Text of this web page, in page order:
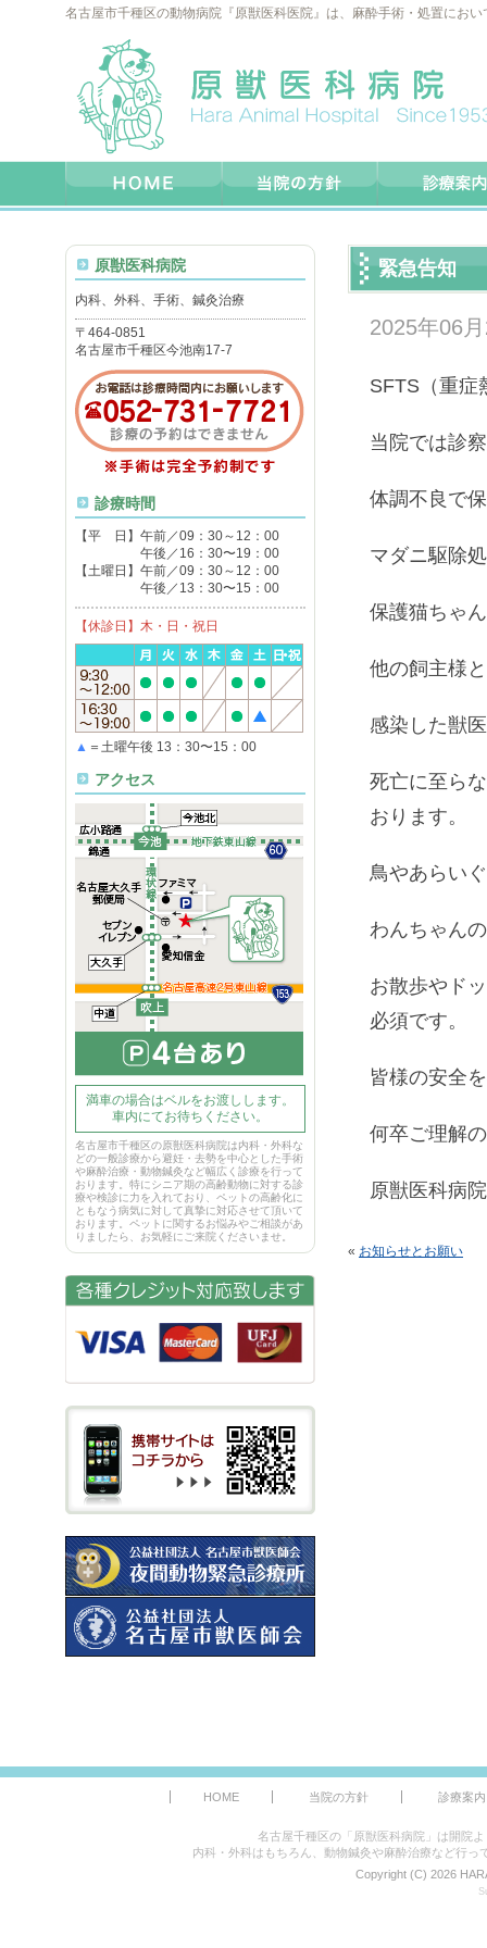
名古屋市千種区の動物病院『原獣医科医院』は、麻酔手術・処置におい
緊急告知
2025年06
SFTS（重症
当院では診
体調不良で
マダニ駆除
保護猫ちゃ
他の飼主様
感染した獣
死亡に至ら
おります。
鳥やあらい
わんちゃん
お散歩やド
必須です。
皆様の安全
何卒ご理解
原獣医科病院
« お知らせとお願い
原獣医科病院
内科、外科、手術、鍼灸治療
〒464-0851
名古屋市千種区今池南17-7
診療時間
【平 日】午前／09：30～12：00
午後／16：30〜19：00
【土曜日】午前／09：30～12：00
午後／13：30〜15：00
【休診日】木・日・祝日
▲ ＝土曜午後 13：30〜15：00
アクセス
満車の場合はベルをお渡しします。
車内にてお待ちください。
名古屋市千種区の原獣医科病院は内科・外科な
どの一般診療から避妊・去勢を中心とした手術
や麻酔治療・動物鍼灸など幅広く診療を行って
おります。特にシニア期の高齢動物に対する診
療や検診に力を入れており、ペットの高齢化に
ともなう病気に対して真摯に対応させて頂いて
おります。ペットに関するお悩みやご相談があ
りましたら、お気軽にご来院くださいませ。
HOME 当院の方針 診療案内
名古屋千種区の「原獣医科病院」は開院
内科・外科はもちろん、動物鍼灸や麻酔治療など行
Copyright (C) 2026